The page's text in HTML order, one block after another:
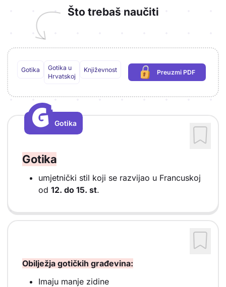
Što trebaš naučiti
Gotika
Gotika u
Hrvatskoj
Književnost Preuzmi PDF
(potrebna prijava)
G
G
Gotika
Gotika
umjetnički stil koji se razvijao u Francuskoj
od 12. do 15. st.
Obilježja gotičkih građevina:
Imaju manje zidine